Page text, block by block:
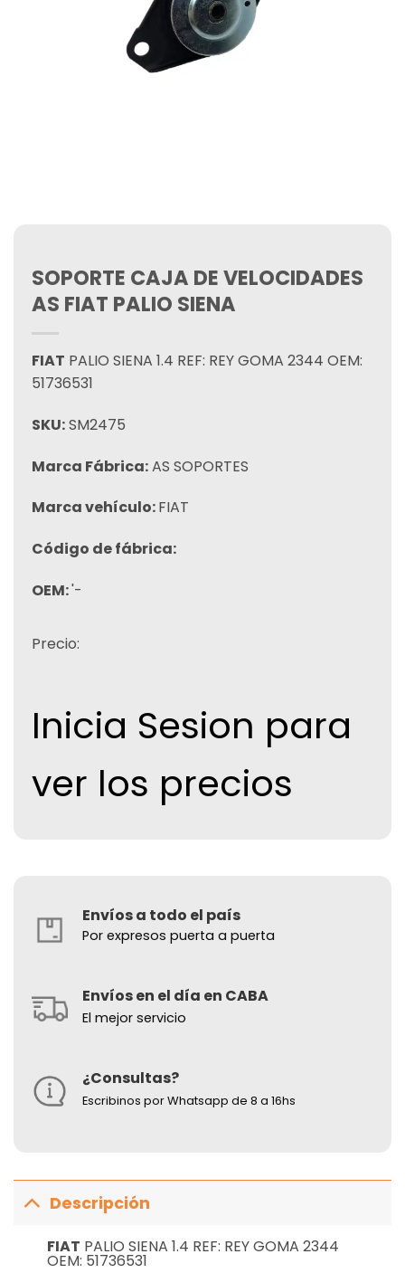
SOPORTE CAJA DE VELOCIDADES
AS FIAT PALIO SIENA
FIAT PALIO SIENA 1.4 REF: REY GOMA 2344 OEM:
51736531
SKU:SM2475
Marca Fábrica:AS SOPORTES
Marca vehículo:FIAT
Código de fábrica:
OEM:'-
Precio:
Inicia Sesion para
ver los precios
Envíos a todo el país
Por expresos puerta a puerta
Envíos en el día en CABA
El mejor servicio
¿Consultas?
Escribinos por Whatsapp de 8 a 16hs
Descripción
FIAT PALIO SIENA 1.4 REF: REY GOMA 2344
OEM: 51736531